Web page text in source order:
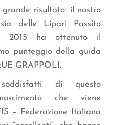
grande risultato: il nostro
delle Lipari Passito
2015 ha ottenuto il
punteggio della guida
GRAPPOLI.
di questo
che viene
– Federazione Italiana